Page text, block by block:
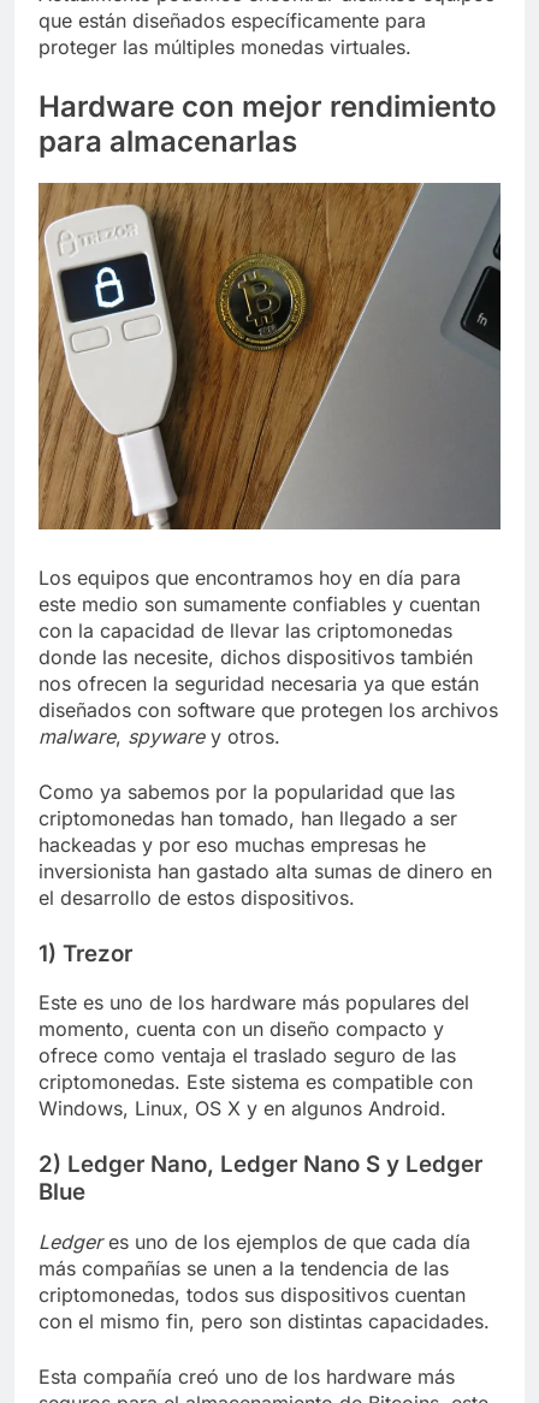
que están diseñados específicamente para
proteger las múltiples monedas virtuales.
Hardware con mejor rendimiento
para almacenarlas
Los equipos que encontramos hoy en día para
este medio son sumamente confiables y cuentan
con la capacidad de llevar las criptomonedas
donde las necesite, dichos dispositivos también
nos ofrecen la seguridad necesaria ya que están
diseñados con software que protegen los archivos
malware, spywarey otros.
Como ya sabemos por la popularidad que las
criptomonedas han tomado, han llegado a ser
hackeadas y por eso muchas empresas he
inversionista han gastado alta sumas de dinero en
el desarrollo de estos dispositivos.
1) Trezor
Este es uno de los hardware más populares del
momento, cuenta con un diseño compacto y
ofrece como ventaja el traslado seguro de las
criptomonedas. Este sistema es compatible con
Windows, Linux, OS X y en algunos Android.
2) Ledger Nano, Ledger Nano S y Ledger
Blue
Ledgeres uno de los ejemplos de que cada día
más compañías se unen a la tendencia de las
criptomonedas, todos sus dispositivos cuentan
con el mismo fin, pero son distintas capacidades.
Esta compañía creó uno de los hardware más